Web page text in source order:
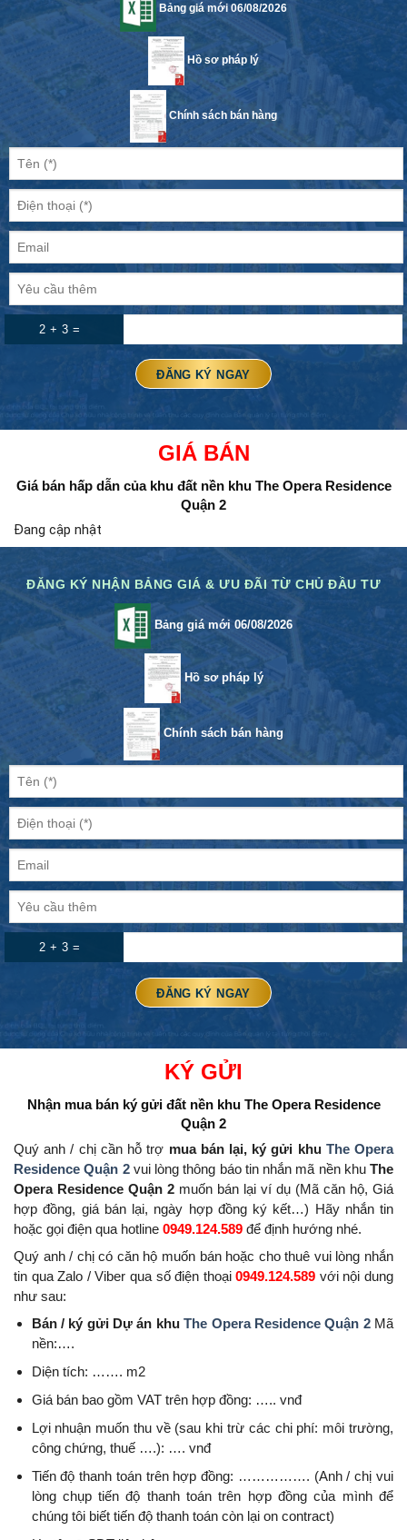
Bảng giá mới 06/08/2026
Hồ sơ pháp lý
Chính sách bán hàng
2 + 3 =
GIÁ BÁN
Giá bán hấp dẫn của khu đất nềnkhu The Opera Residence
Quận 2
Đang cập nhật
ĐĂNG KÝ NHẬN BẢNG GIÁ & ƯU ĐÃI TỪ CHỦ ĐẦU TƯ
Bảng giá mới 06/08/2026
Hồ sơ pháp lý
Chính sách bán hàng
2 + 3 =
KÝ GỬI
Nhận mua bán ký gửi đất nềnkhu The Opera Residence
Quận 2
Quý anh / chị cần hỗ trợ mua bán lại, ký gửi khu The Opera
Residence Quận 2 vui lòng thông báo tin nhắn mã nền khu The
Opera Residence Quận 2 muốn bán lại ví dụ (Mã căn hộ, Giá
hợp đồng, giá bán lại, ngày hợp đồng ký kết…) Hãy nhắn tin
hoặc gọi điện qua hotline 0949.124.589 để định hướng nhé.
Quý anh / chị có căn hộ muốn bán hoặc cho thuê vui lòng nhắn
tin qua Zalo / Viber qua số điện thoại0949.124.589 với nội dung
như sau:
Bán / ký gửi Dự án khuThe Opera Residence Quận 2 Mã
nền:….
Diện tích: ……. m2
Giá bán bao gồm VAT trên hợp đồng: ….. vnđ
Lợi nhuận muốn thu về (sau khi trừ các chi phí: môi trường,
công chứng, thuế ….): …. vnđ
Tiến độ thanh toán trên hợp đồng: ……………. (Anh / chị vui
lòng chụp tiến độ thanh toán trên hợp đồng của mình để
chúng tôi biết tiến độ thanh toán còn lại on contract)